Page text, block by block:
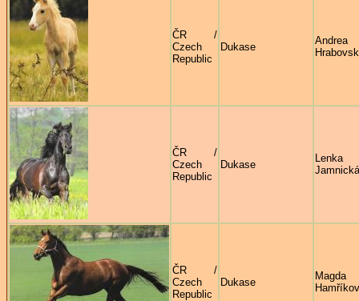
ČR /
Czech
Republic
Dukase
Andrea
ČR /
Czech
Republic
Dukase
Lenka
Jamnická
ČR /
Czech
Republic
Dukase
Magda